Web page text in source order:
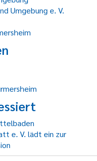
Umgebung e. V.
e. V. lädt ein zur